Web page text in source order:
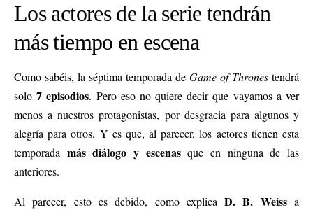
Los actores de la serie tendrán
más tiempo en escena
Como sabéis, la séptima temporada de Game of Thrones tendrá
solo7 episodios. Pero eso no quiere decir que vayamos a ver
menos a nuestros protagonistas, por desgracia para algunos y
alegría para otros. Y es que, al parecer, los actores tienen esta
temporada más diálogo y escenasque en ninguna de las
anteriores.
Al parecer, esto es debido, como explicaD. B. Weissa